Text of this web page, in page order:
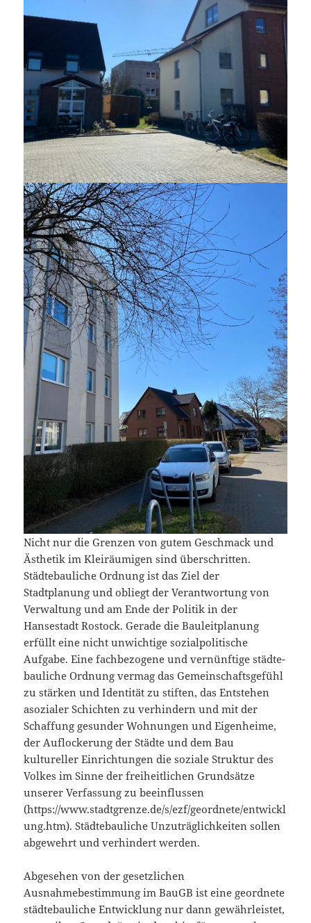
Nicht nur die Grenzen von gutem Geschmack und
Ästhetik im Kleiräumigen sind überschritten.
Städtebauliche Ordnung ist das Ziel der
Stadtplanung und obliegt der Verantwortung von
Verwaltung und am Ende der Politik in der
Hansestadt Rostock. Gerade die Bauleitplanung
erfüllt eine nicht unwichtige sozialpolitische
Aufgabe. Eine fachbezogene und vernünftige städte­
bau­liche Ordnung vermag das Gemeinschaftsgefühl
zu stärken und Identität zu stiften, das Entstehen
asozialer Schichten zu verhindern und mit der
Schaffung gesunder Wohnungen und Eigenheime,
der Auflockerung der Städte und dem Bau
kultureller Einrichtungen die soziale Struktur des
Volkes im Sinne der freiheitlichen Grundsätze
unserer Verfassung zu beeinflussen
(https://www.stadtgrenze.de/s/ezf/geordnete/entwickl
ung.htm). Städtebauliche Unzuträglichkeiten sollen
abgewehrt und verhindert werden.
Abgesehen von der gesetzlichen
Ausnahmebestimmung im BauGB ist eine geordnete
städtebauliche Entwicklung nur dann gewähr­leistet,